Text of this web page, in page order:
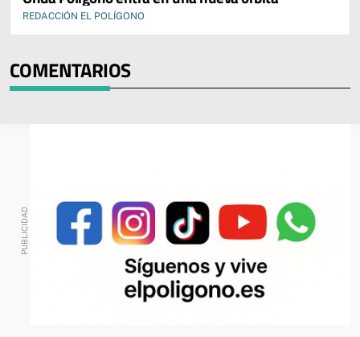
REDACCIÓN EL POLÍGONO
COMENTARIOS